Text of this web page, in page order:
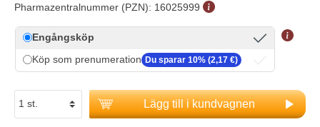
Pharmazentralnummer (PZN): 16025999
Engångsköp
Köp som prenumeration Du sparar 10% (2,17 €)
Lägg till i kundvagnen